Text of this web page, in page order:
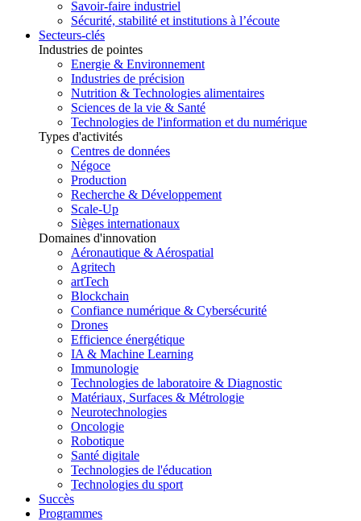
Savoir-faire industriel
Sécurité, stabilité et institutions à l’écoute
Secteurs-clés
Industries de pointes
Energie & Environnement
Industries de précision
Nutrition & Technologies alimentaires
Sciences de la vie & Santé
Technologies de l'information et du numérique
Types d'activités
Centres de données
Négoce
Production
Recherche & Développement
Scale-Up
Sièges internationaux
Domaines d'innovation
Aéronautique & Aérospatial
Agritech
artTech
Blockchain
Confiance numérique & Cybersécurité
Drones
Efficience énergétique
IA & Machine Learning
Immunologie
Technologies de laboratoire & Diagnostic
Matériaux, Surfaces & Métrologie
Neurotechnologies
Oncologie
Robotique
Santé digitale
Technologies de l'éducation
Technologies du sport
Succès
Programmes